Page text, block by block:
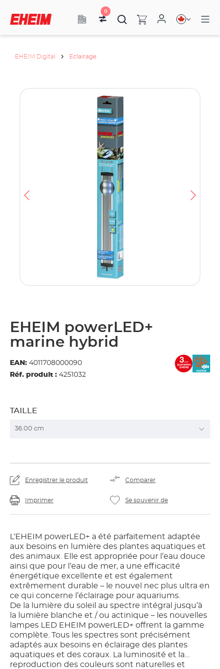
0
EHEIM Digital Eclairage
EHEIM powerLED+
marine hybrid
EAN: 4011708000090
Réf. produit : 4251032
TAILLE
Enregistrer le produit Comparer
Imprimer Se souvenir de
L‘EHEIM powerLED+ a été parfaitement adaptée
aux besoins en lumière des plantes aquatiques et
des animaux. Elle est appropriée pour l’eau douce
ainsi que pour l’eau de mer, a une efficacité
énergétique excellente et est également
extrêmement durable – le nouvel nec plus ultra en
ce qui concerne l’éclairage pour aquariums.
De la lumière du soleil au spectre intégral jusqu’à
la lumière blanche et / ou actinique – les nouvelles
lampes LED EHEIM powerLED+ offrent la gamme
complète. Tous les spectres sont précisément
adaptés aux besoins en éclairage des plantes
aquatiques et des coraux. La luminosité et la
reproduction des couleurs sont naturelles et